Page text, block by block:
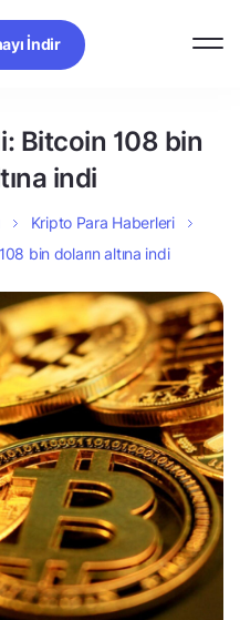
İndir
Bitcoin 108 bin
indi
Kripto Para Haberleri
bin doların altına indi